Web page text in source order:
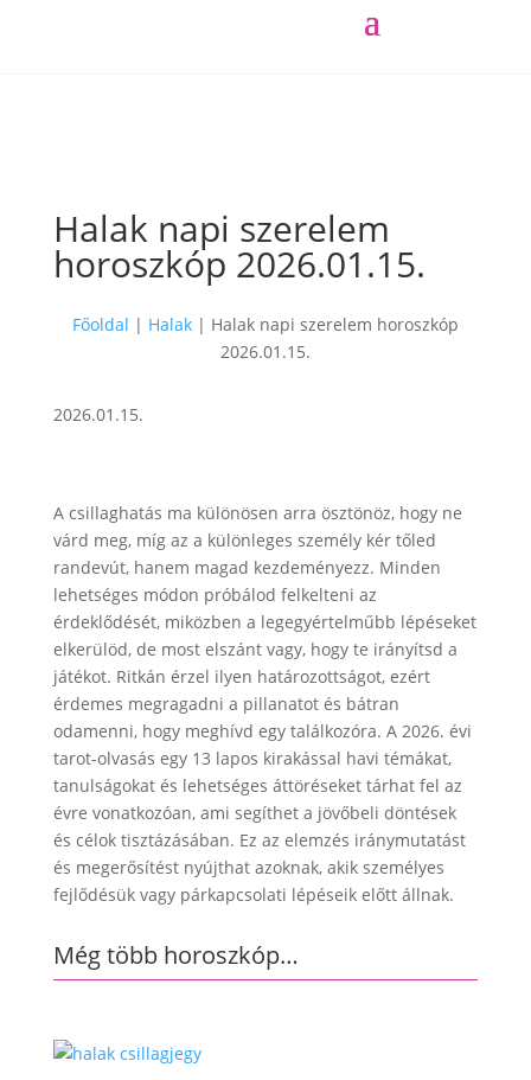
Halak napi szerelem
horoszkóp 2026.01.15.
Főoldal | Halak| Halak napi szerelem horoszkóp
2026.01.15.
2026.01.15.
A csillaghatás ma különösen arra ösztönöz, hogy ne
várd meg, míg az a különleges személy kér tőled
randevút, hanem magad kezdeményezz. Minden
lehetséges módon próbálod felkelteni az
érdeklődését, miközben a legegyértelműbb lépéseket
elkerülöd, de most elszánt vagy, hogy te irányítsd a
játékot. Ritkán érzel ilyen határozottságot, ezért
érdemes megragadni a pillanatot és bátran
odamenni, hogy meghívd egy találkozóra. A 2026. évi
tarot-olvasás egy 13 lapos kirakással havi témákat,
tanulságokat és lehetséges áttöréseket tárhat fel az
évre vonatkozóan, ami segíthet a jövőbeli döntések
és célok tisztázásában. Ez az elemzés iránymutatást
és megerősítést nyújthat azoknak, akik személyes
fejlődésük vagy párkapcsolati lépéseik előtt állnak.
Még több horoszkóp…